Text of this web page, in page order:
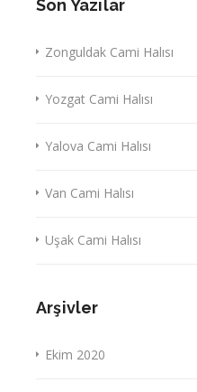
Son Yazılar
Zonguldak Cami Halısı
Yozgat Cami Halısı
Yalova Cami Halısı
Van Cami Halısı
Uşak Cami Halısı
Arşivler
Ekim 2020